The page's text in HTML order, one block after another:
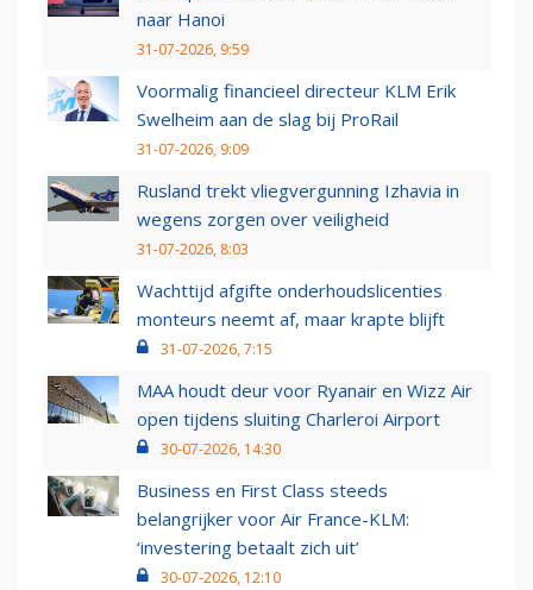
naar Hanoi
31-07-2026, 9:59
Voormalig financieel directeur KLM Erik
Swelheim aan de slag bij ProRail
31-07-2026, 9:09
Rusland trekt vliegvergunning Izhavia in
wegens zorgen over veiligheid
31-07-2026, 8:03
Wachttijd afgifte onderhoudslicenties
monteurs neemt af, maar krapte blijft
31-07-2026, 7:15
MAA houdt deur voor Ryanair en Wizz Air
open tijdens sluiting Charleroi Airport
30-07-2026, 14:30
Business en First Class steeds
belangrijker voor Air France-KLM:
‘investering betaalt zich uit’
30-07-2026, 12:10